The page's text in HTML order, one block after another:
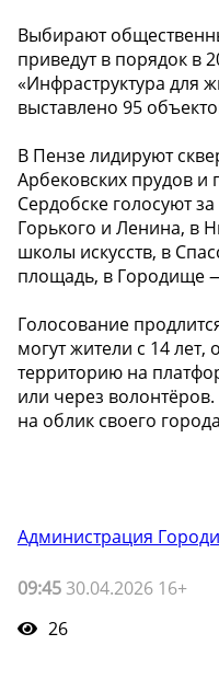
Выбирают
приведут в порядок в
«Инфраструктура для
выставлено 95
В Пензе лидируют
Арбековских прудов и
Сердобске голосуют
Горького и Ленина, в
школы искусств, в
площадь, в Городище
Голосование
могут жители с 14 лет,
территорию на
или через
на облик своего
Администрация
09:45 30.04.2026 16+
26